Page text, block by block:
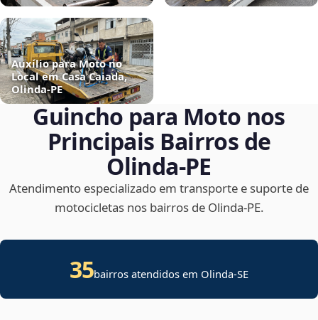
Auxílio para Moto no
Local em Casa Caiada,
Olinda‑PE
Guincho para Moto nos
Principais Bairros de
Olinda‑PE
Atendimento especializado em transporte e suporte de
motocicletas nos bairros de Olinda‑PE.
35bairros atendidos em Olinda-SE